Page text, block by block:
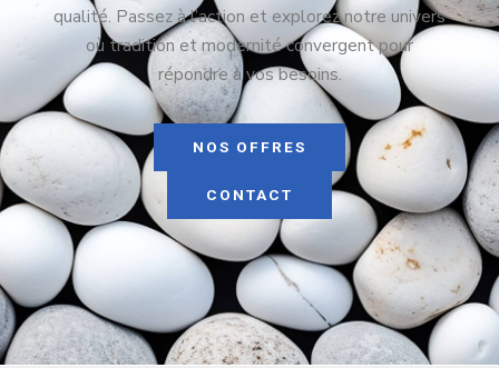
qualité. Passez à l’action et explorez notre univers
où tradition et modernité convergent pour
répondre à vos besoins.
NOS OFFRES
CONTACT